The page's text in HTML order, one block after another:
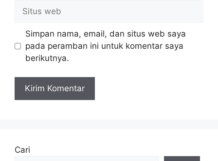
Situs
web
Simpan nama, email, dan situs web saya
pada peramban ini untuk komentar saya
berikutnya.
Cari